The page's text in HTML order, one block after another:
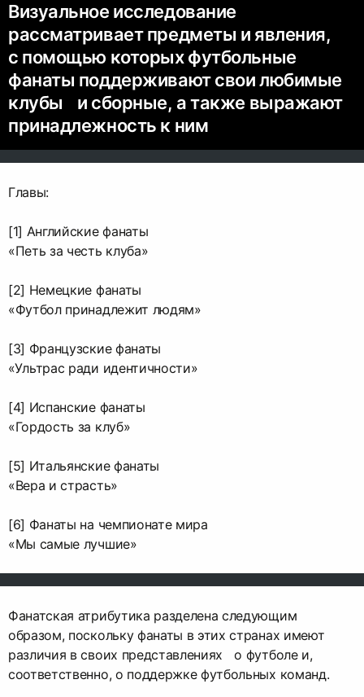
Визуальное исследование
рассматривает предметы и явления,
с помощью которых футбольные
фанаты поддерживают свои любимые
клубы и сборные, а также выражают
принадлежность к ним
Главы:
[1] Английские фанаты
«Петь за честь клуба»
[2] Немецкие фанаты
«Футбол принадлежит людям»
[3] Французские фанаты
«Ультрас ради идентичности»
[4] Испанские фанаты
«Гордость за клуб»
[5] Итальянские фанаты
«Вера и страсть»
[6] Фанаты на чемпионате мира
«Мы самые лучшие»
Фанатская атрибутика разделена следующим
образом, поскольку фанаты в этих странах имеют
различия в своих представлениях о футболе и,
соответственно, о поддержке футбольных команд.